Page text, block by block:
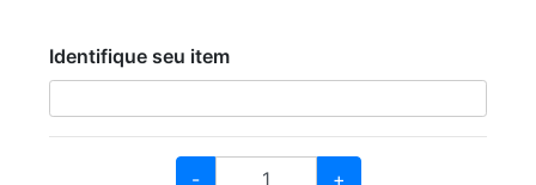
Identifique seu item
- +